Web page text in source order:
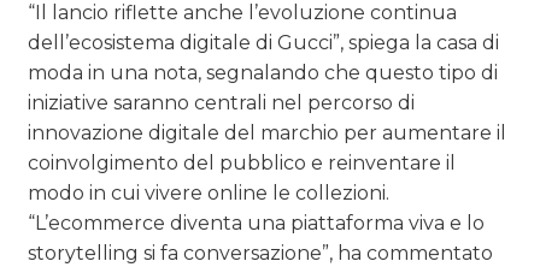
“Il lancio riflette anche l’evoluzione continua
dell’ecosistema digitale di Gucci”, spiega la casa di
moda in una nota, segnalando che questo tipo di
iniziative saranno centrali nel percorso di
innovazione digitale del marchio per aumentare il
coinvolgimento del pubblico e reinventare il
modo in cui vivere online le collezioni.
“L’ecommerce diventa una piattaforma viva e lo
storytelling si fa conversazione”, ha commentato